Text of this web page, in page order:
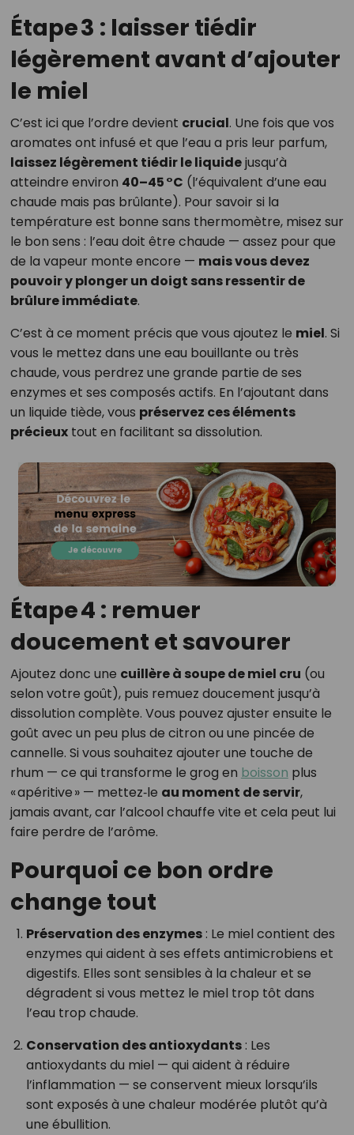
Étape 3 : laisser tiédir
légèrement avant d’ajouter
le miel
C’est ici que l’ordre devient crucial. Une fois que vos
aromates ont infusé et que l’eau a pris leur parfum,
laissez légèrement tiédir le liquidejusqu’à
atteindre environ 40–45 °C (l’équivalent d’une eau
chaude mais pas brûlante). Pour savoir si la
température est bonne sans thermomètre, misez sur
le bon sens : l’eau doit être chaude — assez pour que
de la vapeur monte encore — mais vous devez
pouvoir y plonger un doigt sans ressentir de
brûlure immédiate.
C’est à ce moment précis que vous ajoutez le miel. Si
vous le mettez dans une eau bouillante ou très
chaude, vous perdrez une grande partie de ses
enzymes et ses composés actifs. En l’ajoutant dans
un liquide tiède, vous préservez ces éléments
précieuxtout en facilitant sa dissolution.
Étape 4 : remuer
doucement et savourer
Ajoutez donc une cuillère à soupe de miel cru (ou
selon votre goût), puis remuez doucement jusqu’à
dissolution complète. Vous pouvez ajuster ensuite le
goût avec un peu plus de citron ou une pincée de
cannelle. Si vous souhaitez ajouter une touche de
rhum — ce qui transforme le grog en boisson plus
« apéritive » — mettez‑le au moment de servir,
jamais avant, car l’alcool chauffe vite et cela peut lui
faire perdre de l’arôme.
Pourquoi ce bon ordre
change tout
Préservation des enzymes: Le miel contient des
enzymes qui aident à ses effets antimicrobiens et
digestifs. Elles sont sensibles à la chaleur et se
dégradent si vous mettez le miel trop tôt dans
l’eau trop chaude.
Conservation des antioxydants: Les
antioxydants du miel — qui aident à réduire
l’inflammation — se conservent mieux lorsqu’ils
sont exposés à une chaleur modérée plutôt qu’à
une ébullition.